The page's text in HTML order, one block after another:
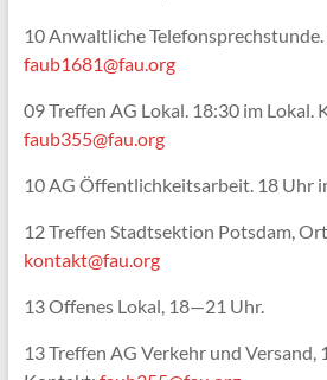
10 Anwaltliche
faub1681@fau.org
09 Treffen AG Lokal. 18:30 im Lokal.
faub355@fau.org
10 AG Öffentlichkeitsarbeit. 18 Uhr
12 Treffen Stadtsektion Potsdam,
kontakt@fau.org
13 Offenes Lokal, 18—21 Uhr.
13 Treffen AG Verkehr und Versand,